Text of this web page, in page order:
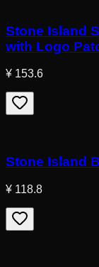
Stone Island
with Logo
¥ 153.6
Stone Island
¥ 118.8